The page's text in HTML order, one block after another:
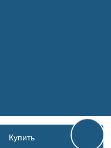
Купить